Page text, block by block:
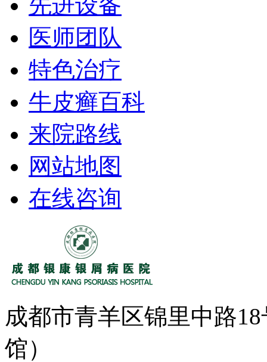
医师团队
特色治疗
牛皮癣百科
来院路线
网站地图
在线咨询
成都市青羊区锦里中路
馆）